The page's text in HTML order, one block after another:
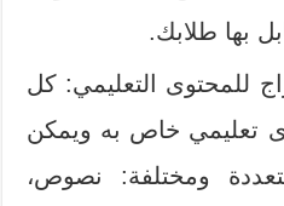
بها طلابك.
للمحتوى التعليمي: كل
تعليمي خاص به ويمكن
ومختلفة: نصوص،